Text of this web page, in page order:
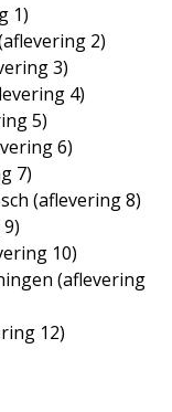
1)
2)
3)
4)
5)
6)
7)
(aflevering 8)
10)
(aflevering
12)